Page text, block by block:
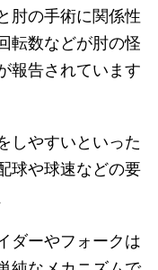
肘の手術に関係性
転数などが肘の怪
報告されています
しやすいといった
球や球速などの要
ダーやフォークは